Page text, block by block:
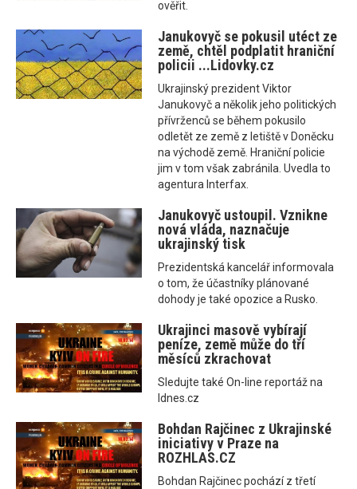
ověřit.
Janukovyč se pokusil utéct ze
země, chtěl podplatit hraniční
policii ...Lidovky.cz
Ukrajinský prezident Viktor
Janukovyč a několik jeho politických
přívrženců se během pokusilo
odletět ze země z letiště v Doněcku
na východě země. Hraniční policie
jim v tom však zabránila. Uvedla to
agentura Interfax.
Janukovyč ustoupil. Vznikne
nová vláda, naznačuje
ukrajinský tisk
Prezidentská kancelář informovala
o tom, že účastníky plánované
dohody je také opozice a Rusko.
Ukrajinci masově vybírají
peníze, země může do tří
měsíců zkrachovat
Sledujte také On-line reportáž na
Idnes.cz
Bohdan Rajčinec z Ukrajinské
iniciativy v Praze na
ROZHLAS.CZ
Bohdan Rajčinec pochází z třetí